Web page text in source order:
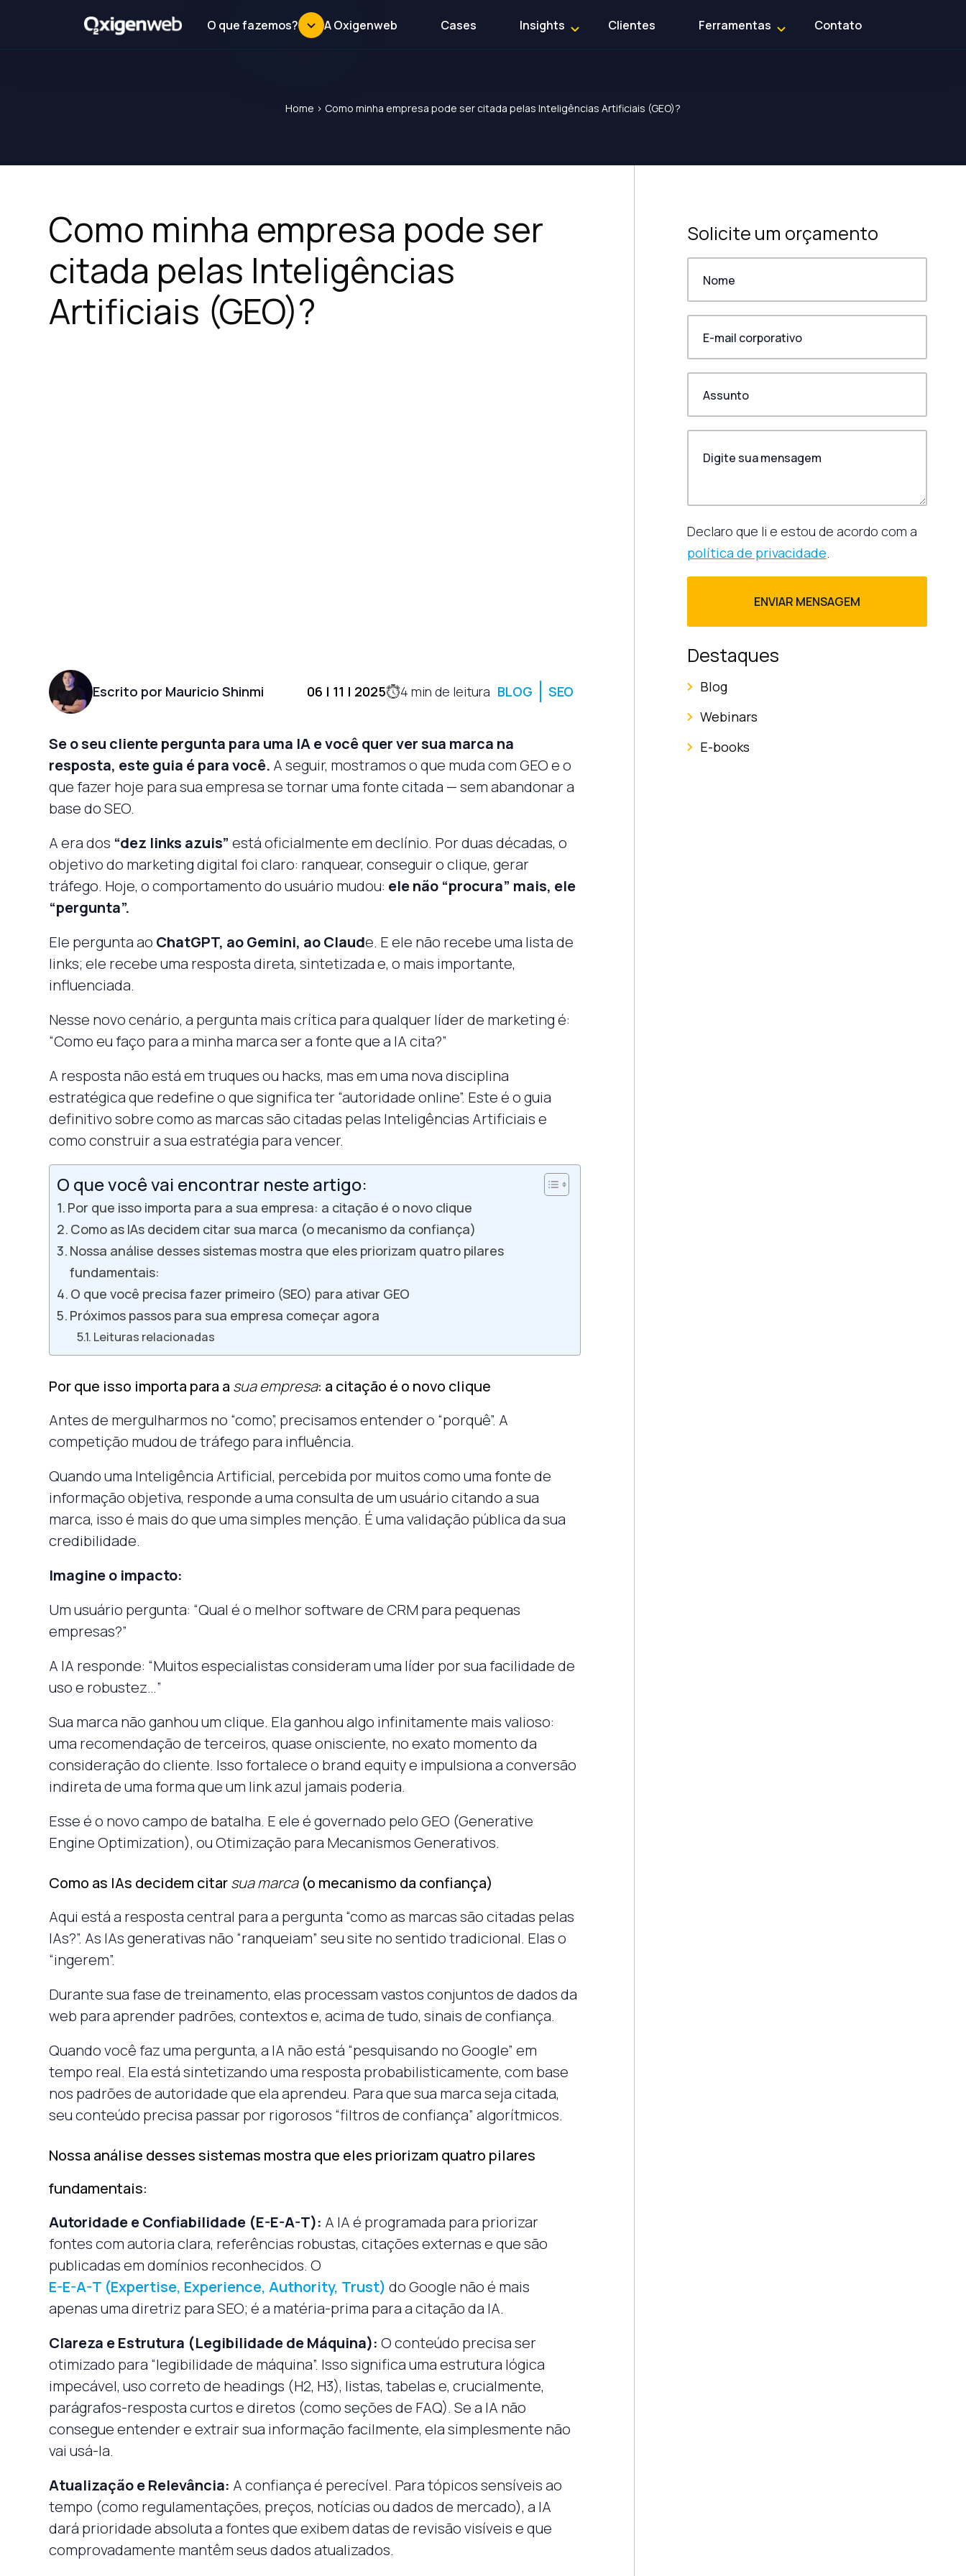
O que fazemos? A Oxigenweb Cases Insights Clientes Ferramentas Contato
Home > Como minha empresa pode ser citada pelas Inteligências Artificiais (GEO)?
Como minha empresa pode ser
citada pelas Inteligências
Artificiais (GEO)?
Escrito por Mauricio Shinmi 06 | 11 | 2025 4 min de leitura BLOG SEO
Se o seu cliente pergunta para uma IA e você quer ver sua marca na
resposta, este guia é para você. A seguir, mostramos o que muda com GEO e o
que fazer hoje para sua empresa se tornar uma fonte citada — sem abandonar a
base do SEO.
A era dos “dez links azuis” está oficialmente em declínio. Por duas décadas, o
objetivo do marketing digital foi claro: ranquear, conseguir o clique, gerar
tráfego. Hoje, o comportamento do usuário mudou: ele não “procura” mais, ele
“pergunta”.
Ele pergunta ao ChatGPT, ao Gemini, ao Claude. E ele não recebe uma lista de
links; ele recebe uma resposta direta, sintetizada e, o mais importante,
influenciada.
Nesse novo cenário, a pergunta mais crítica para qualquer líder de marketing é:
“Como eu faço para a minha marca ser a fonte que a IA cita?”
A resposta não está em truques ou hacks, mas em uma nova disciplina
estratégica que redefine o que significa ter “autoridade online”. Este é o guia
definitivo sobre como as marcas são citadas pelas Inteligências Artificiais e
como construir a sua estratégia para vencer.
O que você vai encontrar neste artigo:
Por que isso importa para a sua empresa: a citação é o novo clique
Como as IAs decidem citar sua marca (o mecanismo da confiança)
Nossa análise desses sistemas mostra que eles priorizam quatro pilares
fundamentais:
O que você precisa fazer primeiro (SEO) para ativar GEO
Próximos passos para sua empresa começar agora
Leituras relacionadas
Por que isso importa para a sua empresa: a citação é o novo clique
Antes de mergulharmos no “como”, precisamos entender o “porquê”. A
competição mudou de tráfego para influência.
Quando uma Inteligência Artificial, percebida por muitos como uma fonte de
informação objetiva, responde a uma consulta de um usuário citando a sua
marca, isso é mais do que uma simples menção. É uma validação pública da sua
credibilidade.
Imagine o impacto:
Um usuário pergunta: “Qual é o melhor software de CRM para pequenas
empresas?”
A IA responde: “Muitos especialistas consideram uma líder por sua facilidade de
uso e robustez…”
Sua marca não ganhou um clique. Ela ganhou algo infinitamente mais valioso:
uma recomendação de terceiros, quase onisciente, no exato momento da
consideração do cliente. Isso fortalece o brand equity e impulsiona a conversão
indireta de uma forma que um link azul jamais poderia.
Esse é o novo campo de batalha. E ele é governado pelo GEO (Generative
Engine Optimization), ou Otimização para Mecanismos Generativos.
Como as IAs decidem citarsua marca(o mecanismo da confiança)
Aqui está a resposta central para a pergunta “como as marcas são citadas pelas
IAs?”. As IAs generativas não “ranqueiam” seu site no sentido tradicional. Elas o
“ingerem”.
Durante sua fase de treinamento, elas processam vastos conjuntos de dados da
web para aprender padrões, contextos e, acima de tudo, sinais de confiança.
Quando você faz uma pergunta, a IA não está “pesquisando no Google” em
tempo real. Ela está sintetizando uma resposta probabilisticamente, com base
nos padrões de autoridade que ela aprendeu. Para que sua marca seja citada,
seu conteúdo precisa passar por rigorosos “filtros de confiança” algorítmicos.
Nossa análise desses sistemas mostra que eles priorizam quatro pilares
fundamentais:
Autoridade e Confiabilidade (E-E-A-T): A IA é programada para priorizar
fontes com autoria clara, referências robustas, citações externas e que são
publicadas em domínios reconhecidos. O
E-E-A-T (Expertise, Experience, Authority, Trust) do Google não é mais
apenas uma diretriz para SEO; é a matéria-prima para a citação da IA.
Clareza e Estrutura (Legibilidade de Máquina): O conteúdo precisa ser
otimizado para “legibilidade de máquina”. Isso significa uma estrutura lógica
impecável, uso correto de headings (H2, H3), listas, tabelas e, crucialmente,
parágrafos-resposta curtos e diretos (como seções de FAQ). Se a IA não
consegue entender e extrair sua informação facilmente, ela simplesmente não
vai usá-la.
Atualização e Relevância: A confiança é perecível. Para tópicos sensíveis ao
tempo (como regulamentações, preços, notícias ou dados de mercado), a IA
dará prioridade absoluta a fontes que exibem datas de revisão visíveis e que
comprovadamente mantêm seus dados atualizados.
Solicite um orçamento
Declaro que li e estou de acordo com a
política de privacidade.
Destaques
Blog
Webinars
E-books